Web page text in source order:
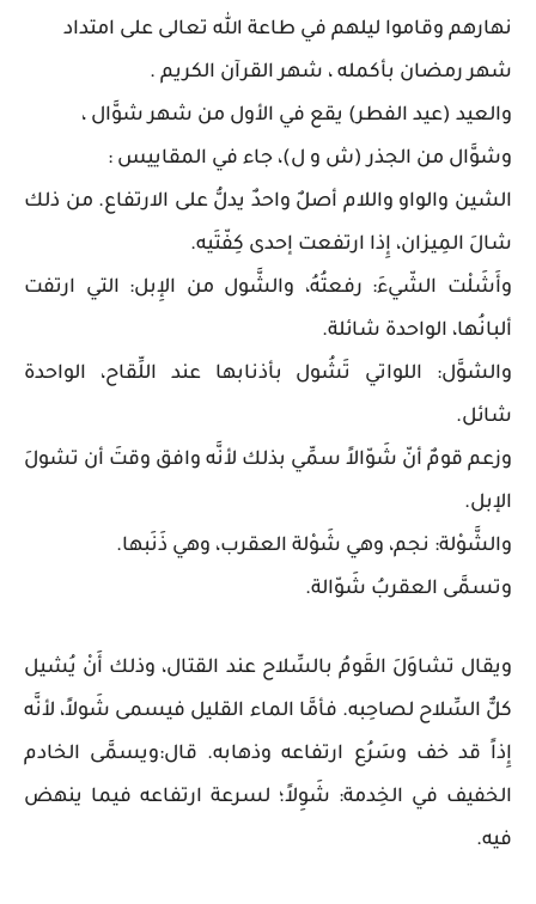
نهارهم وقاموا ليلهم في طاعة الله تعالى على امتداد
شهر رمضان بأكمله ، شهر القرآن الكريم .
والعيد (عيد الفطر) يقع في الأول من شهر شوَّال ،
وشوَّال من الجذر (ش و ل)، جاء في المقاييس :
الشين والواو واللام أصلٌ واحدٌ يدلُّ على الارتفاع. من ذلك
شالَ المِيزان، إِذا ارتفعت إحدى كِفّتَيه.
وأَشَلْت الشّيءَ: رفعتُهُ، والشَّول من الإِبل: التي ارتفت
ألبانُها، الواحدة شائلة.
والشوَّل: اللواتي تَشُول بأذنابها عند اللِّقاح، الواحدة
شائل.
وزعم قومٌ أنّ شَوّالاً سمِّي بذلك لأنَّه وافق وقتَ أن تشولَ
الإبل.
والشَّوْلة: نجم، وهي شَوْلة العقرب، وهي ذَنَبها.
وتسمَّى العقربُ شَوّالة.
ويقال تشاوَلَ القَومُ بالسِّلاح عند القتال، وذلك أَنْ يُشيل
كلٌّ السِّلاح لصاحِبه. فأمَّا الماء القليل فيسمى شَولاً، لأنَّه
إِذاً قد خف وسَرُع ارتفاعه وذهابه. قال:ويسمَّى الخادم
الخفيف في الخِدمة: شَوِلاً؛ لسرعة ارتفاعه فيما ينهض
فيه.